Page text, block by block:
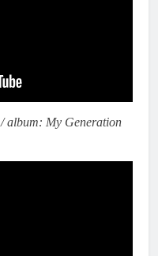
/ album: My Generation